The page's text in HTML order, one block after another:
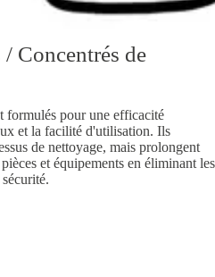
Concentrés de
formulés pour une efficacité
et la facilité d'utilisation. Ils
de nettoyage, mais prolongent
et équipements en éliminant les